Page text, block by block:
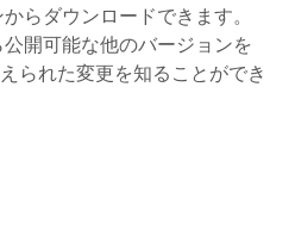
らダウンロードできます。
開可能な他のバージョンを
られた変更を知ることができ